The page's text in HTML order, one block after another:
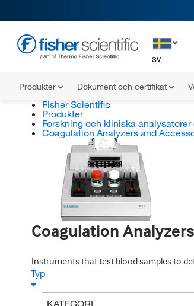
SV
Produkter Dokument och certifikat
Fisher Scientific
Produkter
Forskning och kliniska
Coagulation Analyzers and
Coagulation
Instruments that test blood samples to
Typ
KATEGORI